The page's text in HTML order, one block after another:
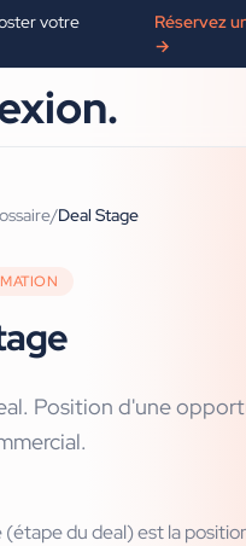
votre
Réservez
→
/Deal Stage
Position d'une
(étape du deal) est la